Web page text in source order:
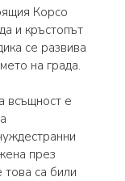
Корсо
и кръстопът
се развива
на града.
всъщност е
през
са били